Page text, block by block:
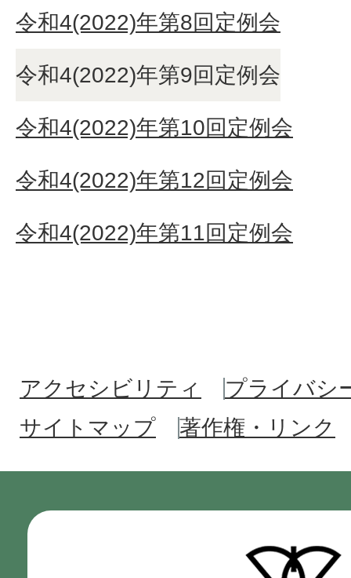
令和4(2022)年第8回定例会
令和4(2022)年第9回定例会
令和4(2022)年第10回定例会
令和4(2022)年第12回定例会
令和4(2022)年第11回定例会
アクセシビリティ
プライバシ
サイトマップ
著作権・リンク